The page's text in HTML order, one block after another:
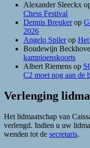
Alexander Sleeckx
Chess Festival
Dennis Breukerop
2026
Angelo Spilerop Het
Boudewijn
kampioenskoorts
Albert Riemens op
C2 moet nog aan
Verlenging
Het lidmaatschap van
verlengd. Indien u uw
wenden tot de secretaris.